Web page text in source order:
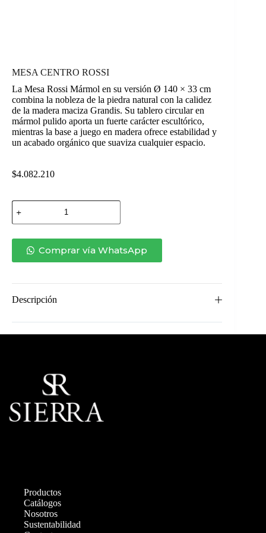
MESA CENTRO ROSSI
La Mesa Rossi Mármol en su versión Ø 140 × 33 cm
combina la nobleza de la piedra natural con la calidez
de la madera maciza Grandis. Su tablero circular en
mármol pulido aporta un fuerte carácter escultórico,
mientras la base a juego en madera ofrece estabilidad y
un acabado orgánico que suaviza cualquier espacio.
$4.082.210
MESA
CENTRO
ROSSI
Comprar vía WhatsApp
Descripción
Productos
Catálogos
Nosotros
Sustentabilidad